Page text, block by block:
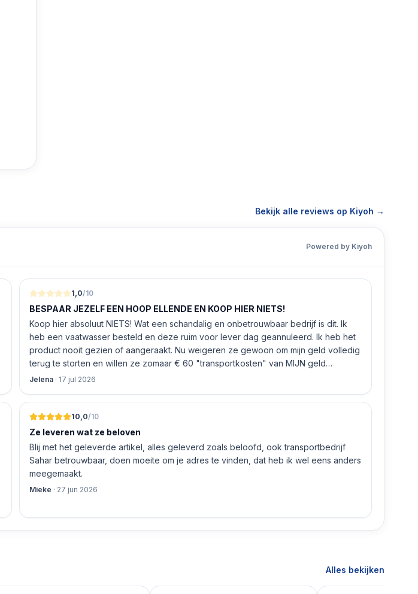
Bekijk alle reviews op Kiyoh →
Powered by Kiyoh
1,0/10
BESPAAR JEZELF EEN HOOP ELLENDE EN KOOP HIER NIETS!
Koop hier absoluut NIETS! Wat een schandalig en onbetrouwbaar bedrijf is dit. Ik
heb een vaatwasser besteld en deze ruim voor lever dag geannuleerd. Ik heb het
product nooit gezien of aangeraakt. Nu weigeren ze gewoon om mijn geld volledig
terug te storten en willen ze zomaar € 60 "transportkosten" van MIJN geld
inhouden!
Jelena · 17 jul 2026
10,0/10
Ze leveren wat ze beloven
Blij met het geleverde artikel, alles geleverd zoals beloofd, ook transportbedrijf
Sahar betrouwbaar, doen moeite om je adres te vinden, dat heb ik wel eens anders
meegemaakt.
Mieke · 27 jun 2026
Alles bekijken